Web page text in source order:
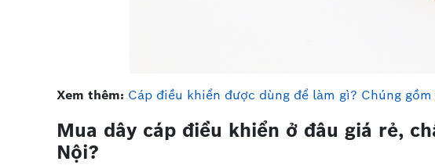
Xem thêm: Cáp điều khiển được dùng để làm gì? Chúng
Mua dây cáp điều khiển ở đâu giá rẻ,
Nội?